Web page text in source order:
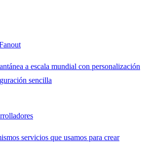
a escala mundial con personalización
sencilla
servicios que usamos para crear